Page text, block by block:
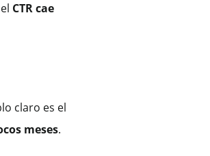
CTR cae
claro es el
meses.